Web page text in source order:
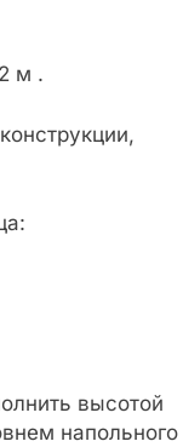
м .
высотой
напольного